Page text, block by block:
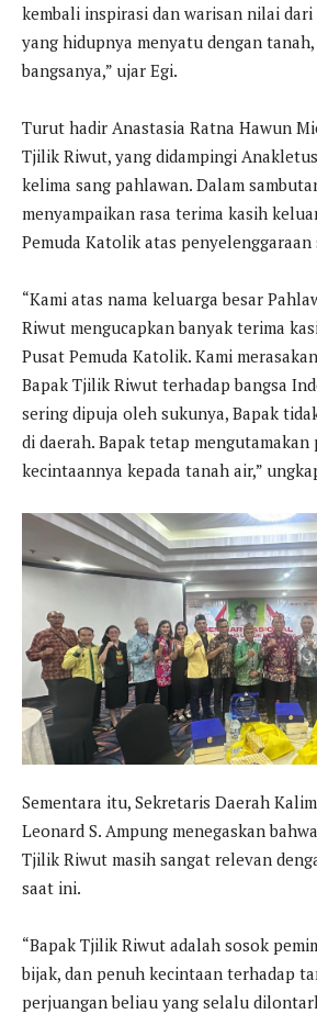
kembali inspirasi dan warisan nilai
yang hidupnya menyatu dengan tanah,
bangsanya,” ujar Egi.
Turut hadir Anastasia Ratna Hawun
Tjilik Riwut, yang didampingi
kelima sang pahlawan. Dalam
menyampaikan rasa terima kasih
Pemuda Katolik atas penyelenggaraan
“Kami atas nama keluarga besar
Riwut mengucapkan banyak terima
Pusat Pemuda Katolik. Kami
Bapak Tjilik Riwut terhadap bangsa
sering dipuja oleh sukunya, Bapak
di daerah. Bapak tetap mengutamakan
kecintaannya kepada tanah air,”
Sementara itu, Sekretaris Daerah
Leonard S. Ampung menegaskan
Tjilik Riwut masih sangat relevan
saat ini.
“Bapak Tjilik Riwut adalah sosok
bijak, dan penuh kecintaan terhadap
perjuangan beliau yang selalu